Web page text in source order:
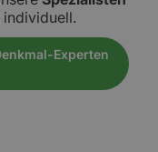
Experten